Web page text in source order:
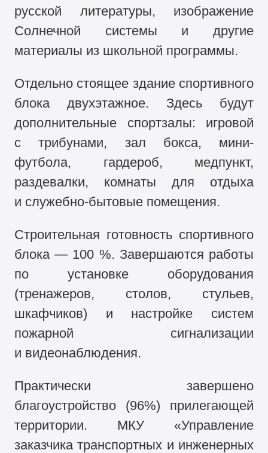
русской литературы, изображение
Солнечной системы и другие
материалы из школьной программы.
Отдельно стоящее здание спортивного
блока двухэтажное. Здесь будут
дополнительные спортзалы: игровой
с трибунами, зал бокса, мини-
футбола, гардероб, медпункт,
раздевалки, комнаты для отдыха
и служебно-бытовые помещения.
Строительная готовность спортивного
блока — 100 %. Завершаются работы
по установке оборудования
(тренажеров, столов, стульев,
шкафчиков) и настройке систем
пожарной сигнализации
и видеонаблюдения.
Практически завершено
благоустройство (96%) прилегающей
территории. МКУ «Управление
заказчика транспортных и инженерных